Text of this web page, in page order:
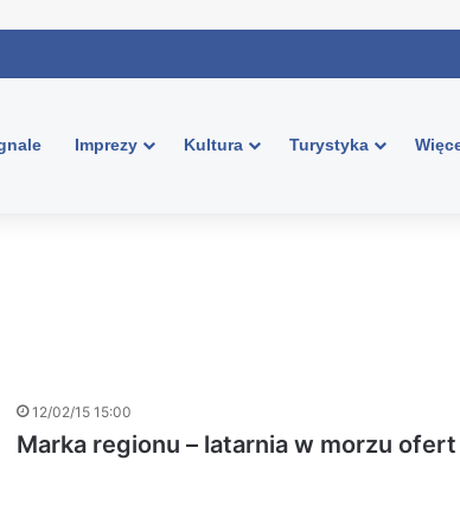
Imprezy Kultura Turystyka
12/02/15 15:00
Marka regionu – latarnia w morzu ofert